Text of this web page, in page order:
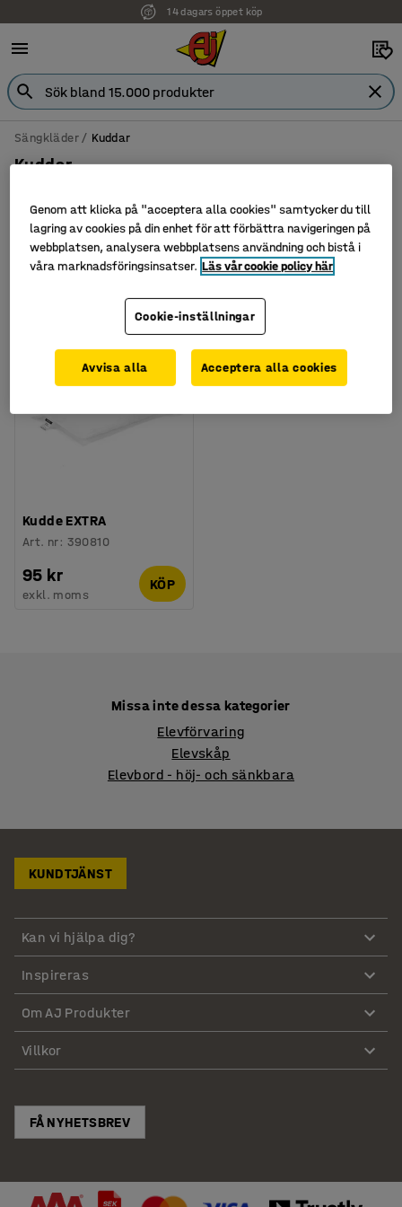
14 dagars öppet köp
Sängkläder Kuddar
Kuddar
Filtrera Sortera
Kudde EXTRA
Art. nr: 390810
95 kr
exkl. moms
KÖP
Missa inte dessa kategorier
Elevförvaring
Elevskåp
Elevbord - höj- och sänkbara
KUNDTJÄNST
Kan vi hjälpa dig?
Inspireras
Om AJ Produkter
Villkor
FÅ NYHETSBREV
Genom att klicka på "acceptera alla cookies" samtycker du till
lagring av cookies på din enhet för att förbättra navigeringen på
webbplatsen, analysera webbplatsens användning och bistå i
våra marknadsföringsinsatser. Läs vår cookie policy här
Cookie-inställningar
Avvisa alla Acceptera alla cookies